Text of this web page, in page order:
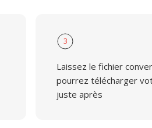
3
Laissez le fichier
pourrez télécharger
juste après